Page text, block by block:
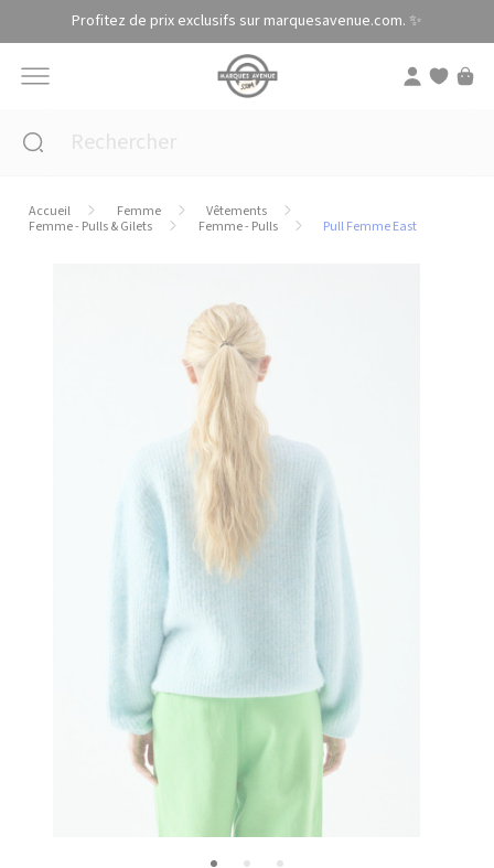
Profitez de prix exclusifs sur marquesavenue.com. ✨
Accueil Femme
Vêtements
Femme - Pulls & Gilets
Femme - Pulls Pull Femme East
Panneau de gestion des cookies